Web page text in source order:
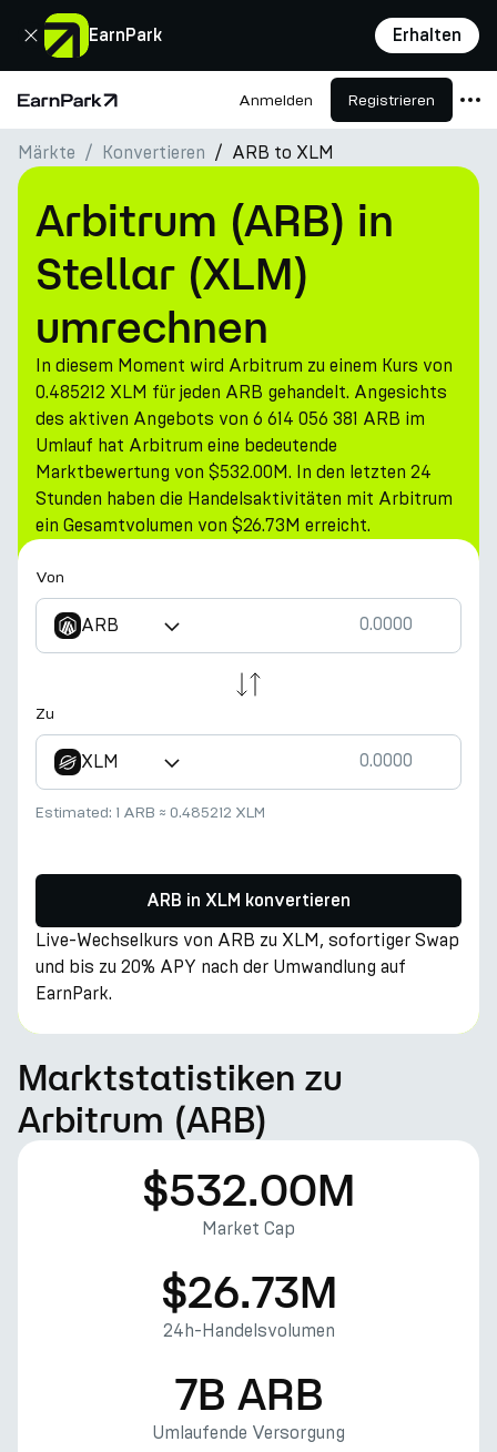
EarnPark Erhalten
Schließen
Startseite Anmelden Registrieren
Produkte
Märkte
Rechner
PARK Token
Ressourcen
Unternehmen
Märkte Konvertieren ARB to XLM
Arbitrum (ARB) in
Stellar (XLM)
umrechnen
In diesem Moment wird Arbitrum zu einem Kurs von
0.485212 XLM für jeden ARB gehandelt. Angesichts
des aktiven Angebots von 6 614 056 381 ARB im
Umlauf hat Arbitrum eine bedeutende
Marktbewertung von $532.00M. In den letzten 24
Stunden haben die Handelsaktivitäten mit Arbitrum
ein Gesamtvolumen von $26.73M erreicht.
Von
ARB
Zu
XLM
Estimated: 1 ARB ≈ 0.485212 XLM
ARB in XLM konvertieren
Live-Wechselkurs von ARB zu XLM, sofortiger Swap
und bis zu 20% APY nach der Umwandlung auf
EarnPark.
Marktstatistiken zu
Arbitrum (ARB)
$532.00M
Market Cap
$26.73M
24h-Handelsvolumen
7B ARB
Umlaufende Versorgung